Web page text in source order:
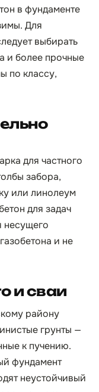
в фундаменте
Для
выбирать
и более прочные
по классу,
для частного
забора,
или линолеум
для задач
несущего
и не
и сваи
району
грунты —
к пучению.
фундамент
неустойчивый